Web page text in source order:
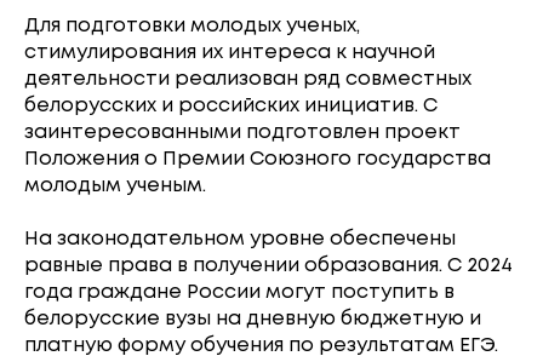
Для подготовки молодых ученых,
стимулирования их интереса к научной
деятельности реализован ряд совместных
белорусских и российских инициатив. С
заинтересованными подготовлен проект
Положения о Премии Союзного государства
молодым ученым.
На законодательном уровне обеспечены
равные права в получении образования. С 2024
года граждане России могут поступить в
белорусские вузы на дневную бюджетную и
платную форму обучения по результатам ЕГЭ.